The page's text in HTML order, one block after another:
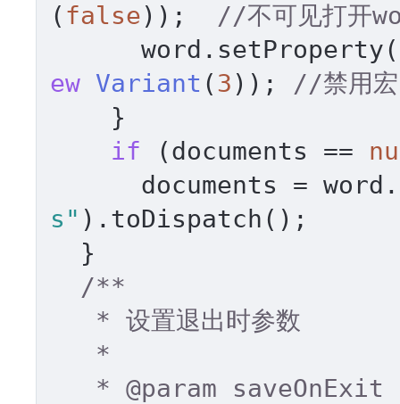
( false)); //不可见
      word.setProperty(
ew Variant (3 )); //禁用
if (documents ==
documents =
s" ).toDispatch();
/**
   *
@param saveOnExit